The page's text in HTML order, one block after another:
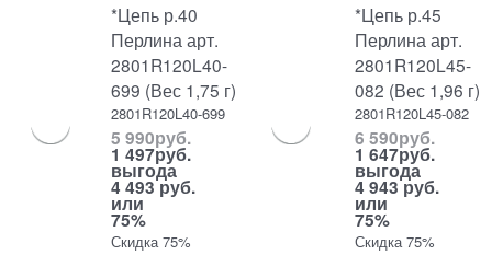
*Цепь р.40
Перлина арт.
2801R120L40-
699 (Вес 1,75 г)
2801R120L40-699
5 990руб.
1 497руб.
выгода
4 493 руб.
или
75%
Скидка 75%
*Цепь р.45
Перлина арт.
2801R120L45-
082 (Вес 1,96 г)
2801R120L45-082
6 590руб.
1 647руб.
выгода
4 943 руб.
или
75%
Скидка 75%